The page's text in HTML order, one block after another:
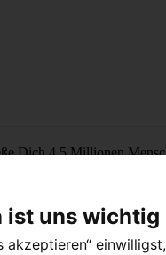
Dich 4,5 Millionen
ist uns wichtig
akzeptieren“